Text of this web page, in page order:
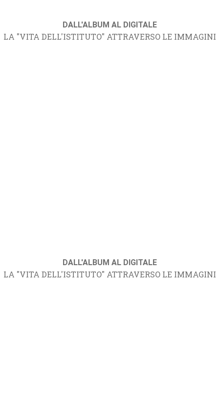
DALL'ALBUM AL DIGITALE
LA "VITA DELL'ISTITUTO" ATTRAVERSO LE IMMAGINI
DALL'ALBUM AL DIGITALE
LA "VITA DELL'ISTITUTO" ATTRAVERSO LE IMMAGINI